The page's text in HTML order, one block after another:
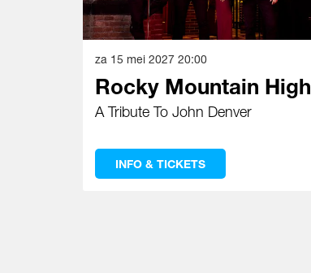
Rocky Mountain High
A Tribute To John Denver
za 15 mei 2027 20:00
INFO & TICKETS